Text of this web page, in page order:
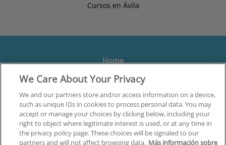
Cursos en Ávila
Home
Formación
Centros
Orientación
Quiénes somos
We Care About Your Privacy
We and our partners store and/or access information on a device,
such as unique IDs in cookies to process personal data. You may
accept or manage your choices by clicking below, including your
right to object where legitimate interest is used, or at any time in
the privacy policy page. These choices will be signaled to our
partners and will not affect browsing data. Más información sobre